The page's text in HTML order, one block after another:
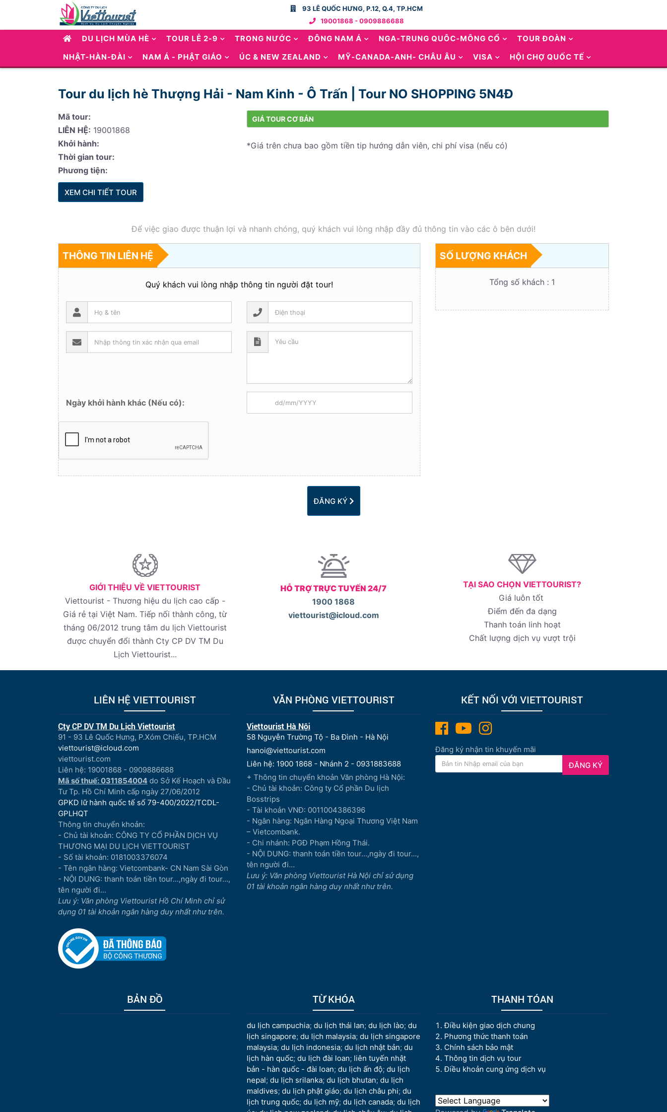
93 LÊ QUỐC HƯNG, P.12, Q.4, TP.HCM
19001868 - 0909886688
DU LỊCH MÙA HÈ TOUR LỄ 2-9 TRONG NƯỚC ĐÔNG NAM Á NGA-TRUNG QUÔC-MÔNG CỔ
TOUR ĐOÀN
NHẬT-HÀN-ĐÀI
NAM Á - PHẬT GIÁO ÚC & NEW ZEALAND MỸ-CANADA-ANH- CHÂU ÂU VISA HỘI CHỢ QUỐC TẾ
Tour du lịch hè Thượng Hải - Nam Kinh - Ô Trấn | Tour NO SHOPPING 5N4Đ
Mã tour:
LIÊN HỆ: 19001868
Khởi hành:
Thời gian tour:
Phương tiện:
XEM CHI TIẾT TOUR
GIÁ TOUR CƠ BẢN
*Giá trên chưa bao gồm tiền tip hướng dẫn viên, chi phí visa (nếu có)
Để việc giao được thuận lợi và nhanh chóng, quý khách vui lòng nhập đầy đủ thông tin vào các ô bên dưới!
THÔNG TIN LIÊN HỆ
Quý khách vui lòng nhập thông tin người đặt tour!
Ngày khởi hành khác (Nếu có):
SỐ LƯỢNG KHÁCH
Tổng số khách : 1
ĐĂNG KÝ
GIỚI THIỆU VỀ VIETTOURIST
Viettourist - Thương hiệu du lịch cao cấp -
Giá rẻ tại Việt Nam. Tiếp nối thành công, từ
tháng 06/2012 trung tâm du lịch Viettourist
được chuyển đổi thành Cty CP DV TM Du
Lịch Viettourist...
HỖ TRỢ TRỰC TUYẾN 24/7
1900 1868
viettourist@icloud.com
TẠI SAO CHỌN VIETTOURIST?
Giá luôn tốt
Điểm đến đa dạng
Thanh toán linh hoạt
Chất lượng dịch vụ vượt trội
LIÊN HỆ VIETTOURIST
Cty CP DV TM Du Lịch Viettourist
91 - 93 Lê Quốc Hưng, P.Xóm Chiếu, TP.HCM
viettourist@icloud.com
viettourist.com
Liên hệ: 19001868 - 0909886688
Mã số thuế: 0311854004 do Sở Kế Hoạch và Đầu
Tư Tp. Hồ Chí Minh cấp ngày 27/06/2012
GPKD lữ hành quốc tế số 79-400/2022/TCDL-
GPLHQT
Thông tin chuyển khoản:
- Chủ tài khoản: CÔNG TY CỔ PHẦN DỊCH VỤ
THƯƠNG MẠI DU LỊCH VIETTOURIST
- Số tài khoản: 0181003376074
- Tên ngân hàng: Vietcombank- CN Nam Sài Gòn
- NỘI DUNG: thanh toán tiền tour...,ngày đi tour...,
tên người đi...
Lưu ý: Văn phòng Viettourist Hồ Chí Minh chỉ sử
dụng 01 tài khoản ngân hàng duy nhất như trên.
VĂN PHÒNG VIETTOURIST
Viettourist Hà Nội
58 Nguyễn Trường Tộ - Ba Đình - Hà Nội
hanoi@viettourist.com
Liên hệ: 1900 1868 - Nhánh 2 - 0931883688
+ Thông tin chuyển khoản Văn phòng Hà Nội:
- Chủ tài khoản: Công ty Cổ phần Du lịch
Bosstrips
- Tài khoản VNĐ: 0011004386396
- Ngân hàng: Ngân Hàng Ngoại Thương Việt Nam
– Vietcombank.
- Chi nhánh: PGĐ Phạm Hồng Thái.
- NỘI DUNG: thanh toán tiền tour...,ngày đi tour...,
tên người đi...
Lưu ý: Văn phòng Viettourist Hà Nội chỉ sử dụng
01 tài khoản ngân hàng duy nhất như trên.
KẾT NỐI VỚI VIETTOURIST
Đăng ký nhận tin khuyến mãi
ĐĂNG KÝ
BẢN ĐỒ TỪ KHÓA
du lịch campuchia; du lịch thái lan; du lịch lào; du
lịch singapore; du lịch malaysia; du lịch singapore
malaysia; du lịch indonesia; du lịch nhật bản; du
lịch hàn quốc; du lịch đài loan; liên tuyến nhật
bản - hàn quốc - đài loan; du lịch ấn độ; du lịch
nepal; du lịch srilanka; du lịch bhutan; du lịch
maldives; du lịch phật giáo; du lịch châu phi; du
lịch trung quốc; du lịch mỹ; du lịch canada; du lịch
THANH TÓAN
Điều kiện giao dịch chung
Phương thức thanh toán
Chính sách bảo mật
Thông tin dịch vụ tour
Điều khoản cung ứng dịch vụ